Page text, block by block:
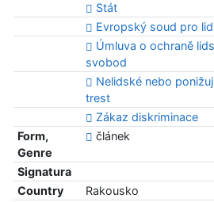
Stát
Evropský soud pro
Úmluva o ochraně
svobod
Nelidské nebo
trest
Zákaz diskriminace
Form,
Genre
článek
Signatura
Country
Rakousko